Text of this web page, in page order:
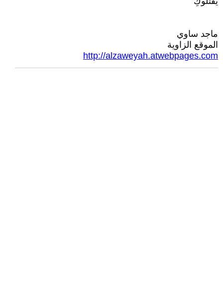
ماجد ساوي
الموقع الزاوية
http://alzaweyah.atwebpages.com